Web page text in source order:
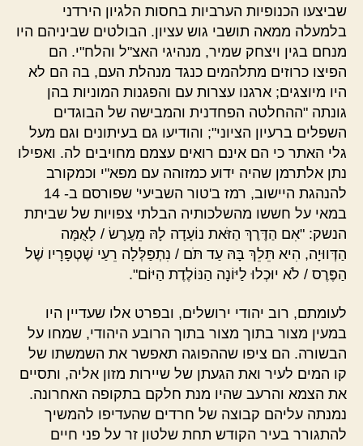
שביצעו הכנופיות הערביות בחסות הלגיון הירדני
בלמעלה ממאה תושבי גוש עציון. הבולטים שביניהם היו
מנחם בגין ויצחק שמיר, מנהיגי האצ"ל והלח"י. הם
הפיצו כרוזים מתלהמים כנגד מנהלת העם, בה הם לא
היו מיוצגים; ארגנו עצרות עם והפגנות המוניות בהן
גונתה "ההחלטה הפחדנית והמבישה של הבוגדים
השפלים ברעיון הציוני"; והודיעו גם בעיתונים וגם מעל
גלי האתר כי הם אינם רואים עצמם מחויבים לה. ואפילו
נתן אלתרמן שהיה ידוע כמזוהה עם מפא"י וכמקורב
להנהגת היישוב, רמז ב'טור השביעי' שפורסם ב- 14
במאי על חששו מהשלכותיה הבלתי צפויות של שביתת
הנשק: "אִם הַדֶּרֶךְ הַזֹּאת נוֹעָדָה לָהּ מֵעֶרֶשׂ / לָאֻמָּה
הַדְּווּיָה, הִיא תֵּלֵךְ בָּהּ עַד תֹּם / נִתְפַּלְּלָה רֵעַי שֶׁטְפָרָיו שֶׁל
הַפֶּרֶס / לֹא יוּכְלוּ לַיּוֹנָה הַנּוֹלֶדֶת הַיּוֹם".
לעומתם, רוב יהודי ירושלים, ובפרט אלו שעדיין היו
במעין מצור בתוך מצור בתוך הרובע היהודי, שמחו על
הבשורה. הם ציפו שההפוגה תאפשר את השמשתו של
קו המים לעיר ואת הגעתן של שיירות מזון אליה, ותסיים
את הצמא והרעב שהיו מנת חלקם בתקופה האחרונה.
נמנתה עליהם קבוצה של חרדים שהעדיפו להמשיך
להתגורר בעיר הקודש תחת שלטון זר על פני חיים